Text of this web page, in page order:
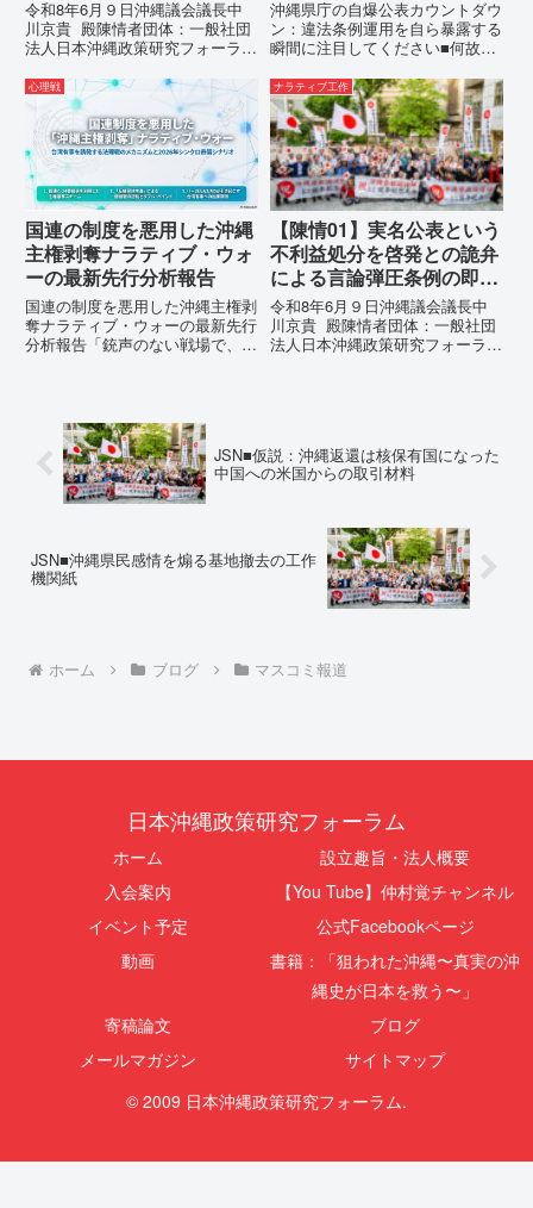
陳情
令和8年6月９日沖縄議会議長中
川京貴 殿陳情者団体：一般社団
法人日本沖縄政策研究フォーラム
所：沖縄県那覇市電 話：080-
【陳情03】沖縄県におけるメデ
ィア誤報の放置および行政の不作
為に対する責任追及と再発防...
ください
沖縄県庁の自爆公表カウントダウ
ン：違法条例運用を自ら暴露する
瞬間に注目してください■何故、
テルを貼りたい本当の理由「なぜ
沖縄県庁は、法を無視してまで私
を封じ込めようとするのか。」そ
の理由は明確です。県政が統治
の...
心理戦
国連の制度を悪用した沖縄
主権剥奪ナラティブ・ウォ
ーの最新先行分析報告
国連の制度を悪用した沖縄主権剥
奪ナラティブ・ウォーの最新先行
分析報告「銃声のない戦場で、日
す。国連という国際的な舞台で、
巧妙な「言説（ナラティブ）」が
張...
ナラティブ工作
【陳情01】実名公表という
不利益処分を啓発との詭弁
による言論弾圧条例の即時
運用停止を求める陳情
令和8年6月９日沖縄議会議長中
川京貴 殿陳情者団体：一般社団
法人日本沖縄政策研究フォーラム
1...
JSN■仮説：沖縄返還は核保有国になった
中国への米国からの取引材料
JSN■沖縄県民感情を煽る基地撤去の工作
機関紙
ホーム ブログ マスコミ報道
日本沖縄政策研究フォーラム
ホーム
設立趣旨・法人概要
入会案内
【You Tube】仲村覚チャンネル
イベント予定
公式Facebookページ
動画
書籍：「狙われた沖縄〜真実の沖
縄史が日本を救う〜」
寄稿論文
ブログ
メールマガジン
サイトマップ
© 2009 日本沖縄政策研究フォーラム.